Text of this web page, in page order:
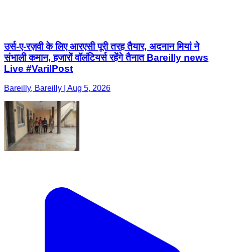
उर्स-ए-रज़वी के लिए आरएसी पूरी तरह तैयार, अदनान मियां ने
संभाली कमान, हजारों वॉलंटियर्स रहेंगे तैनात Bareilly news
Live #VarilPost
Bareilly, Bareilly | Aug 5, 2026